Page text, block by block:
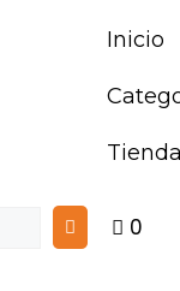
Inicio
0